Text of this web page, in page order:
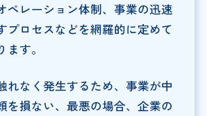
ペレーション体制、事業の迅速
プロセスなどを網羅的に定めて
す。
れなく発生するため、事業が中
を損ない、最悪の場合、企業の